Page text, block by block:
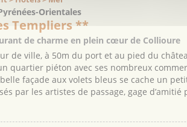
Orientales
Templiers **
de charme en plein cœur de Collioure
de ville, à 50m du port et au pied du
quartier piéton avec ses nombreux
façade aux volets bleus se cache un
par les artistes de passage, gage